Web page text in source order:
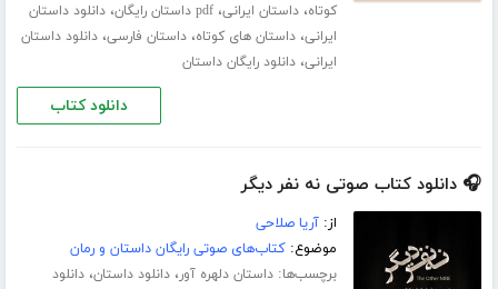
کوتاه،داستان ایرانی،pdf داستان رایگان ،دانلود داستان
ایرانی،داستان های کوتاه،داستان فارسی،دانلود داستان
ایرانی،دانلود رایگان داستان
دانلود کتاب
🎧 دانلود کتاب صوتی نه نفر دیگر
از:آریا صلاحی
موضوع:کتاب‌های صوتی رایگان داستان و رمان
برچسب‌ها:داستان دلهره آور،دانلود داستان،دانلود